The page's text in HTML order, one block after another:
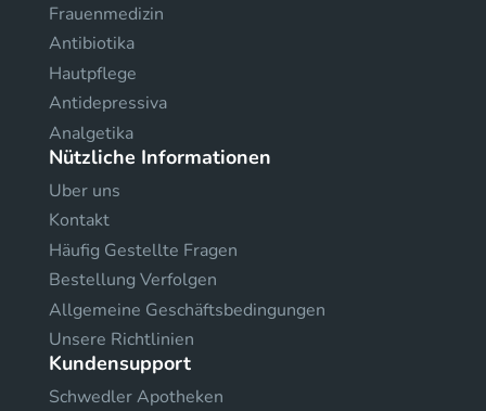
Frauenmedizin
Antibiotika
Hautpflege
Antidepressiva
Analgetika
Nützliche Informationen
Uber uns
Kontakt
Häufig Gestellte Fragen
Bestellung Verfolgen
Allgemeine Geschäftsbedingungen
Unsere Richtlinien
Kundensupport
Schwedler Apotheken